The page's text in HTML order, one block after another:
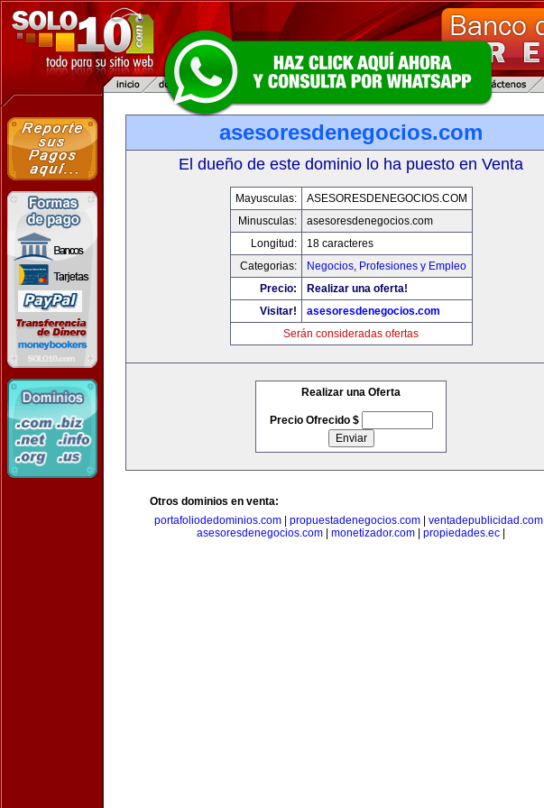
asesoresdenegocios.com
El dueño de este dominio lo ha puesto en Venta
Mayusculas:
ASESORESDENEGOCIOS.COM
Minusculas:
asesoresdenegocios.com
Longitud:
18 caracteres
Categorias:
Negocios, Profesiones y Empleo
Precio:
Realizar una oferta!
Visitar!
asesoresdenegocios.com
Serán consideradas ofertas
Realizar una Oferta
Precio Ofrecido $
Otros dominios en venta:
portafoliodedominios.com| propuestadenegocios.com| ventadepublicidad.com|
asesoresdenegocios.com
monetizador.com propiedades.ec